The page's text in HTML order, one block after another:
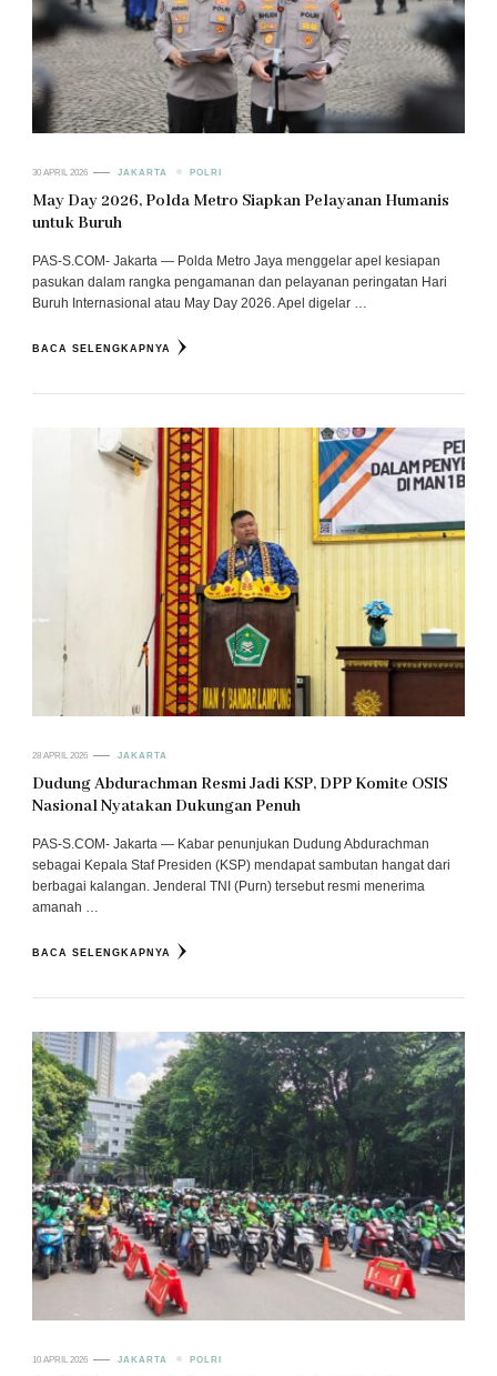
30 APRIL 2026 JAKARTA POLRI
May Day 2026, Polda Metro Siapkan Pelayanan Humanis
untuk Buruh
PAS-S.COM- Jakarta — Polda Metro Jaya menggelar apel kesiapan
pasukan dalam rangka pengamanan dan pelayanan peringatan Hari
Buruh Internasional atau May Day 2026. Apel digelar …
BACA SELENGKAPNYA
28 APRIL 2026 JAKARTA
Dudung Abdurachman Resmi Jadi KSP, DPP Komite OSIS
Nasional Nyatakan Dukungan Penuh
PAS-S.COM- Jakarta — Kabar penunjukan Dudung Abdurachman
sebagai Kepala Staf Presiden (KSP) mendapat sambutan hangat dari
berbagai kalangan. Jenderal TNI (Purn) tersebut resmi menerima
amanah …
BACA SELENGKAPNYA
10 APRIL 2026 JAKARTA POLRI